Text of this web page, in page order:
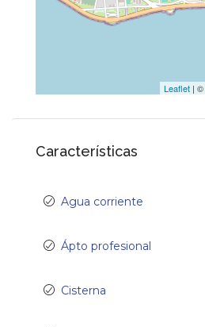
Leaflet | ©
Características
Agua corriente
Ápto profesional
Cisterna